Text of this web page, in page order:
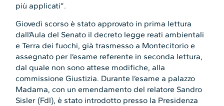
più applicati”.
Giovedì scorso è stato approvato in prima lettura
dall’Aula del Senato il decreto legge reati ambientali
e Terra dei fuochi, già trasmesso a Montecitorio e
assegnato per l’esame referente in seconda lettura,
dal quale non sono attese modifiche, alla
commissione Giustizia. Durante l’esame a palazzo
Madama, con un emendamento del relatore Sandro
Sisler (FdI), è stato introdotto presso la Presidenza